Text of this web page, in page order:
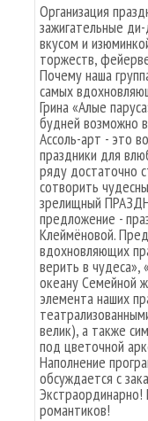
Организация
зажигательные
вкусом и
торжеств,
Почему наша
самых
Грина «Алые
будней возможно
Ассоль-арт - это
праздники для
ряду достаточно
сотворить
зрелищный
предложение -
Клеймёновой.
вдохновляющих
верить в чудеса»,
океану Семейной
элемента наших
велик), а также
под цветочной
Наполнение
обсуждается с
романтиков!